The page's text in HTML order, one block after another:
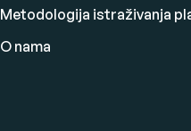
Metodologija istraživanja
O nama